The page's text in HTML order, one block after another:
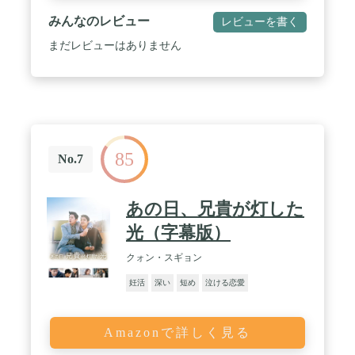
みんなのレビュー レビューを書く
まだレビューはありません
No.7 85
あの日、兄貴が灯した
光（字幕版）
クォン・スギョン
妊活 深い 短め 泣ける恋愛
Amazonで詳しく見る